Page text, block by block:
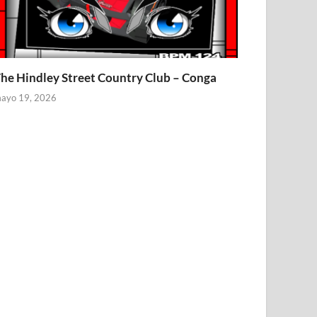
Hindley Street Country Club – Conga
19, 2026